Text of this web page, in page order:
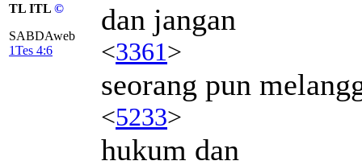
TL ITL ©
SABDAweb
1Tes 4:6
dan jangan
<3361>
seorang pun
<5233>
hukum dan